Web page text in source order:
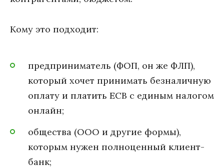
Кому это подходит:
предприниматель (ФОП, он же ФЛП),
который хочет принимать безналичную
оплату и платить ЕСВ с единым налогом
онлайн;
общества (ООО и другие формы),
которым нужен полноценный клиент-
банк;